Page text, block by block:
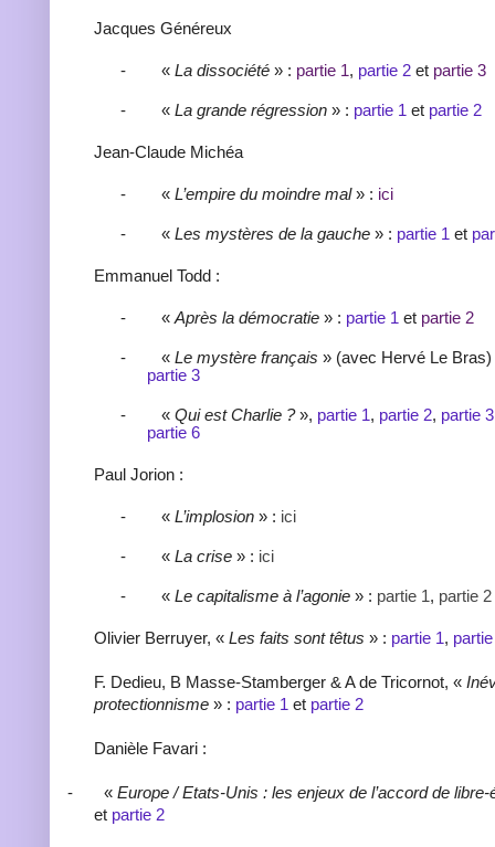
Jacques Généreux
- « La dissociété » : partie 1, partie 2 et partie 3
- « La grande régression » : partie 1 et partie 2
Jean-Claude Michéa
- « L’empire du moindre mal» : ici
- « Les mystères de la gauche » : partie 1 et
Emmanuel Todd :
- «Après la démocratie » : partie 1 et partie 2
- « Le mystère français » (avec Hervé Le
partie 3
- « Qui est Charlie ?», partie 1, partie 2, partie 3
partie 6
Paul Jorion :
- « L’implosion » : ici
- « La crise » : ici
- « Le capitalisme à l’agonie » : partie 1, partie 2
Olivier Berruyer, « Les faits sont têtus » : partie 1,
F. Dedieu, B Masse-Stamberger & A de Tricornot, «
protectionnisme » : partie 1 et partie 2
Danièle Favari :
- « Europe / Etats-Unis : les enjeux de l’accord de
et partie 2